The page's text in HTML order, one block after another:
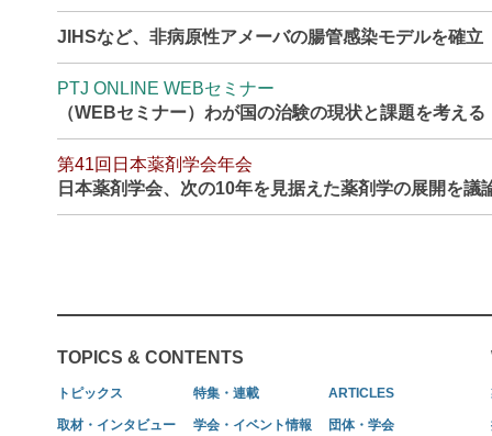
JIHSなど、非病原性アメーバの腸管感染モデルを確
PTJ ONLINE WEBセミナー
（WEBセミナー）わが国の治験の現状と課題を考える
第41回日本薬剤学会年会
日本薬剤学会、次の10年を見据えた薬剤学の展開を議
TOPICS & CONTENTS
トピックス 特集・連載 ARTICLES
取材・インタビュー 学会・イベント情報 団体・学会